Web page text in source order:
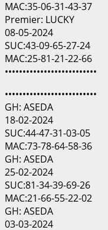
MAC:35-06-31-43-37
Premier: LUCKY
08-05-2024
SUC:43-09-65-27-24
MAC:25-81-21-22-66
••••••••••••••••••••••••••
••••••••••••••••••••••••••
GH: ASEDA
18-02-2024
SUC:44-47-31-03-05
MAC:73-78-64-58-36
GH: ASEDA
25-02-2024
SUC:81-34-39-69-26
MAC:21-66-55-22-02
GH: ASEDA
03-03-2024